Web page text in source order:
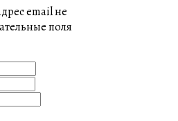
email не
поля